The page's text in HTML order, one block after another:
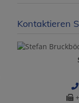
Kontaktieren